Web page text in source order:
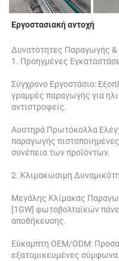
Εργοστασιακή αντοχή
Δυνατότητες Παραγωγής &
1. Προηγμένες
Σύγχρονο Εργοστάσιο:
γραμμές παραγωγής για
αντιστροφείς.
Αυστηρά Πρωτόκολλα
παραγωγής
συνέπεια των προϊόντων.
2. Κλιμακώσιμη
Μεγάλης Κλίμακας
[1GW] φωτοβολταϊκών
αποθήκευσης.
Εύκαμπτη OEM/ODM:
εξατομικευμένες σύμφωνα